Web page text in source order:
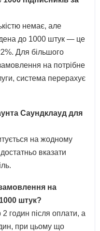
немає, але
до 1000 штук — це
Для більшого
на потрібне
система перерахує
Саундклауд для
на жодному
вказати
на
штук?
годин після оплати, а
при цьому що